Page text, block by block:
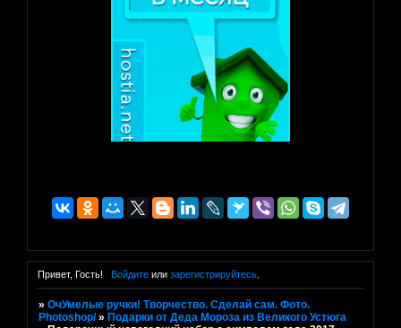
Привет, Гость! Войдитеили зарегистрируйтесь.
»ОчУмелые ручки! Творчество. Сделай сам. Фото.
Photoshop/ » Подарки от Деда Мороза из Великого Устюга